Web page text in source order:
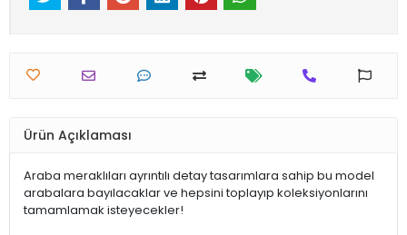
Ürün Açıklaması
Araba meraklıları ayrıntılı detay tasarımlara sahip bu model
arabalara bayılacaklar ve hepsini toplayıp koleksiyonlarını
tamamlamak isteyecekler!